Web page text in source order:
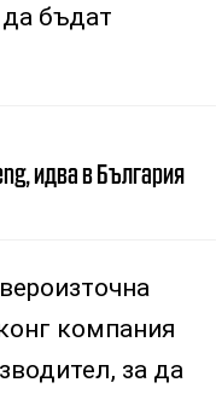
бъдат
идва в България
компания
за да